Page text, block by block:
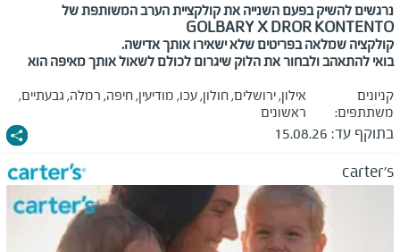
נרגשים להשיק בפעם השנייה את קולקציית הערב המשותפת של
GOLBARY X DROR KONTENTO
קולקציה שמלאה בפריטים שלא ישאירו אותך אדישה.
בואי להתאהב ולבחור את הלוק שיגרום לכולם לשאול אותך מאיפה הוא
קניונים
משתתפים:
אילון, ירושלים, חולון, עכו, מודיעין, חיפה, רמלה, גבעתיים,
ראשונים
בתוקף עד: 15.08.26
carter's